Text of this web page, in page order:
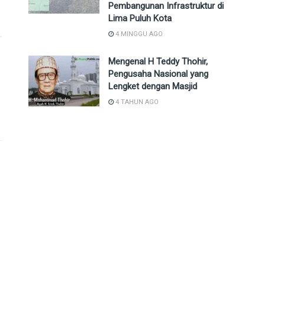
Pembangunan Infrastruktur di
Lima Puluh Kota
4 MINGGU AGO
Mengenal H Teddy Thohir,
Pengusaha Nasional yang
Lengket dengan Masjid
4 TAHUN AGO